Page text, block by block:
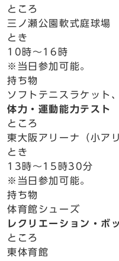
ところ
三ノ瀬公園軟式庭球場
とき
10時～16時
※当日参加可能。
持ち物
ソフトテニスラケット
体力・運動能力テスト
ところ
東大阪アリーナ（小ア
とき
13時～15時30分
※当日参加可能。
持ち物
体育館シューズ
レクリエーション・ボ
ところ
東体育館